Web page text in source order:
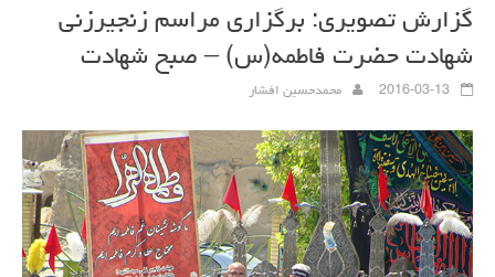
گزارش تصویری: برگزاری مراسم زنجیرزنی
شهادت حضرت فاطمه(س) – صبح شهادت
2016-03-13 محمدحسین افشار